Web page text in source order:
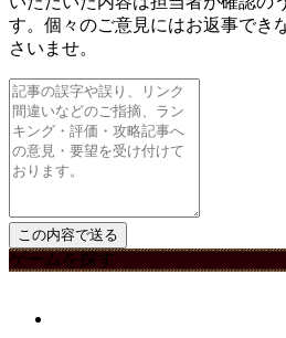
す。個々のご意見にはお返事でき
さいませ。
ゲームを探す